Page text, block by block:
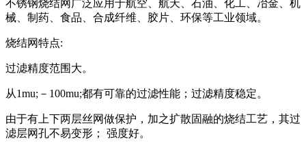
不锈钢烧结网广泛应用于航空、航天、石油、化工、冶金、机
械、制药、食品、合成纤维、胶片、环保等工业领域。
烧结网特点:
过滤精度范围大。
从1mu;－100mu;都有可靠的过滤性能；过滤精度稳定。
由于有上下两层丝网做保护，加之扩散固融的烧结工艺，其过
滤层网孔不易变形； 强度好。